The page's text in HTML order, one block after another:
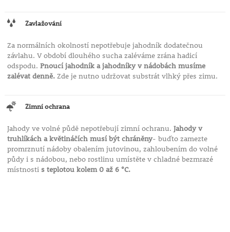
Zavlažování
Za normálních okolností nepotřebuje jahodník dodatečnou
závlahu. V období dlouhého sucha zaléváme zrána hadicí
odspodu. Pnoucí jahodník a jahodníky v nádobách musíme
zalévat denně.Zde je nutno udržovat substrát vlhký přes zimu.
Zimní ochrana
Jahody ve volné půdě nepotřebují zimní ochranu. Jahody v
truhlíkách a květináčích musí být chráněny- buďto zamezte
promrznutí nádoby obalením jutovinou, zahloubením do volné
půdy i s nádobou, nebo rostlinu umístěte v chladné bezmrazé
místnosti s teplotou kolem 0 až 6 °C.